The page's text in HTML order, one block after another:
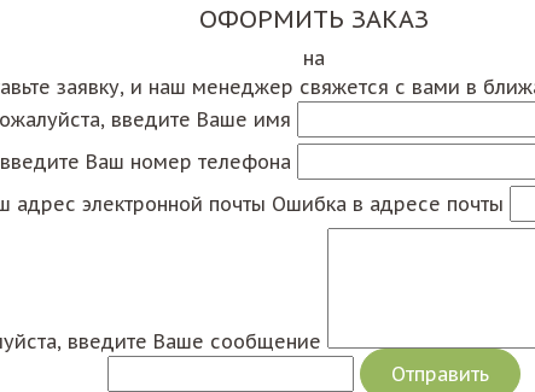
ОФОРМИТЬ ЗАКАЗ
на
заявку, и наш менеджер свяжется с вами в
введите Ваше имя
Ваш номер телефона
адрес электронной почты Ошибка в адресе почты
введите Ваше сообщение